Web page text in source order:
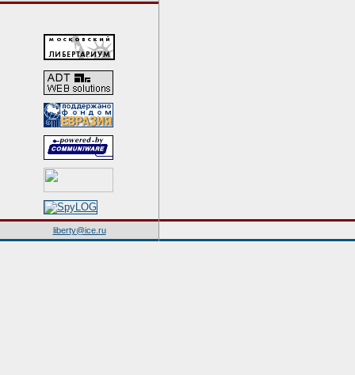
liberty@ice.ru